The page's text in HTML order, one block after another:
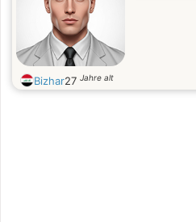
Bizhar27 Jahre alt